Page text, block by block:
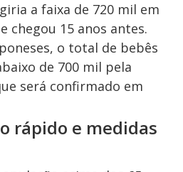
a faixa de 720 mil em
chegou 15 anos antes.
o total de bebês
de 700 mil pela
será confirmado em
rápido e medidas